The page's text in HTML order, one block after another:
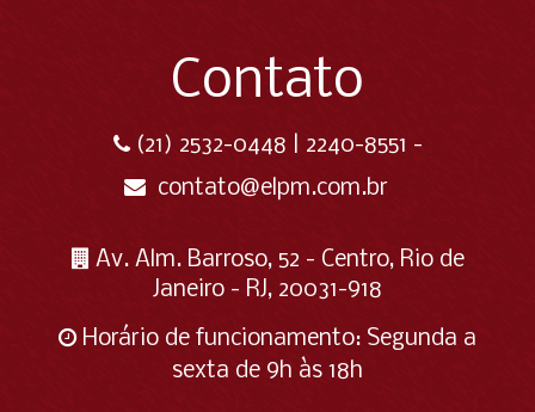
Contato
(21) 2532-0448 | 2240-8551 -
contato@elpm.com.br
Av. Alm. Barroso, 52 - Centro, Rio de
Janeiro - RJ, 20031-918
Horário de funcionamento: Segunda a
sexta de 9h às 18h